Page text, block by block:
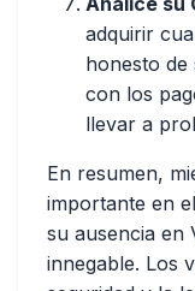
adquirir
honesto
con los
llevar a
En resumen,
importante en
su ausencia en
innegable. Los